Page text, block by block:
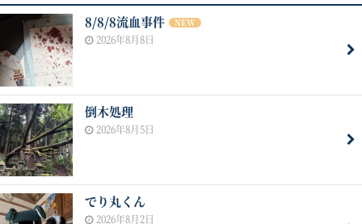
8/8/8流血事件 NEW
2026年8月8日
倒木処理
2026年8月5日
でり丸くん
2026年8月2日